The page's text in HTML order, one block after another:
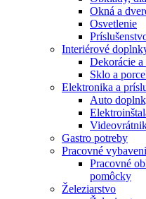
Okná a
Osvetlenie
Interiérové
Dekorácie a
Sklo a
Elektronika a
Auto
Gastro potreby
Pracovné
Pracovné
pomôcky
Železiarstvo